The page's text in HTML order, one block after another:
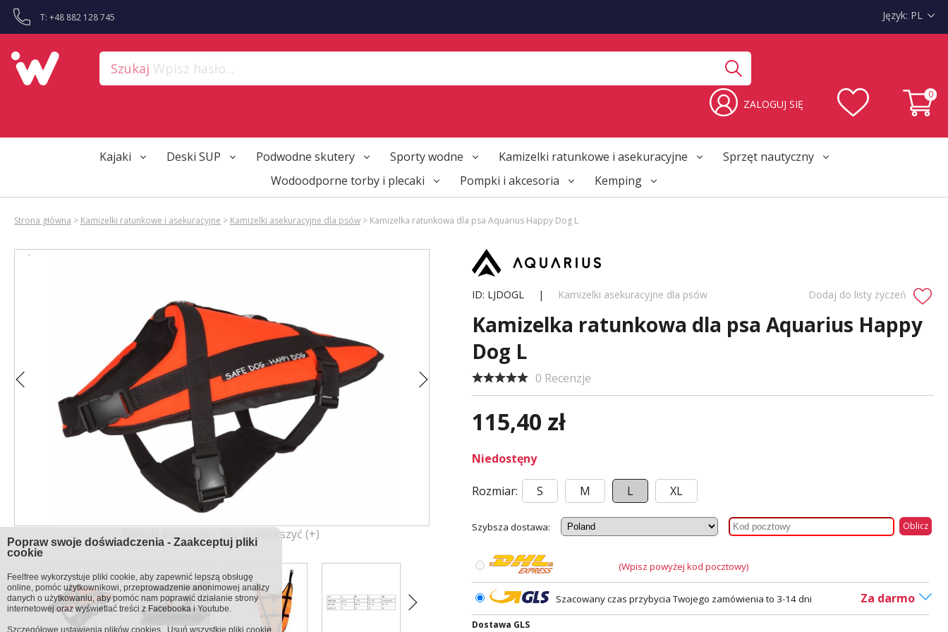
T: +48 882 128 745 Język: PL
Szukaj Wpisz hasło...
0
ZALOGUJ SIĘ
Kajaki Deski SUP Podwodne skutery Sporty wodne Kamizelki ratunkowe i asekuracyjne
Sprzęt nautyczny
Wodoodporne torby i plecaki
Pompki i akcesoria Kemping
Strona główna > Kamizelki ratunkowe i asekuracyjne > Kamizelki asekuracyjne dla psów > Kamizelka ratunkowa dla psa Aquarius Happy Dog L
Najedź kursorem, aby powiększyć (+)
ID: LJDOGL | Kamizelki asekuracyjne dla psów Dodaj do listy życzeń
Kamizelka ratunkowa dla psa Aquarius Happy
Dog L
0 Recenzje
115,40 zł
Niedostęny
Rozmiar: S M L XL
Szybsza dostawa: Oblicz
(Wpisz powyżej kod pocztowy)
Szacowany czas przybycia Twojego zamówienia to 3-14 dni Za darmo
Dostawa GLS
Popraw swoje doświadczenia - Zaakceptuj pliki
cookie
Feelfree wykorzystuje pliki cookie, aby zapewnić lepszą obsługę
online, pomóc użytkownikowi, przeprowadzenie anonimowej analizy
danych o użytkowaniu, aby pomóc nam poprawić działanie strony
internetowej oraz wyświetlać treści z Facebooka i Youtube.
Szczegółowe ustawienia plików cookies Usuń wszystkie pliki cookie.